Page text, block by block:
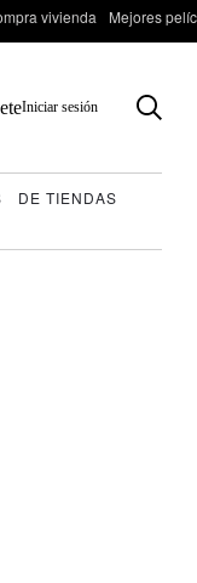
vivienda Mejores
Iniciar sesión
DE TIENDAS